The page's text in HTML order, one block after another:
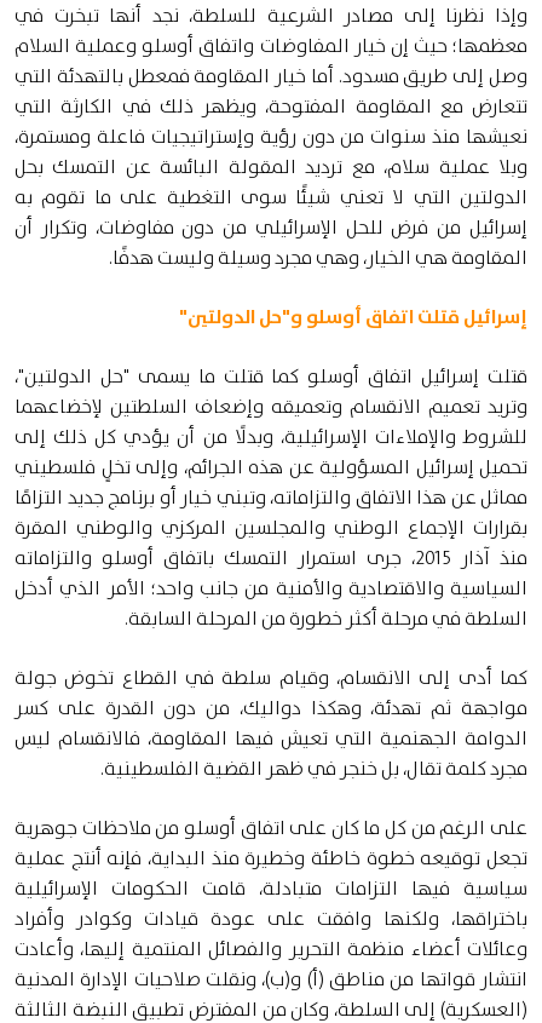
وإذا نظرنا إلى مصادر الشرعية للسلطة، نجد أنها تبخرت في
معظمها؛ حيث إن خيار المفاوضات واتفاق أوسلو وعملية السلام
وصل إلى طريق مسدود. أما خيار المقاومة فمعطل بالتهدئة التي
تتعارض مع المقاومة المفتوحة، ويظهر ذلك في الكارثة التي
نعيشها منذ سنوات من دون رؤية وإستراتيجيات فاعلة ومستمرة،
وبلا عملية سلام، مع ترديد المقولة البائسة عن التمسك بحل
الدولتين التي لا تعني شيئًا سوى التغطية على ما تقوم به
إسرائيل من فرض للحل الإسرائيلي من دون مفاوضات، وتكرار أن
المقاومة هي الخيار، وهي مجرد وسيلة وليست هدفًا.
إسرائيل قتلت اتفاق أوسلو و"حل الدولتين"
قتلت إسرائيل اتفاق أوسلو كما قتلت ما يسمى "حل الدولتين"،
وتريد تعميم الانقسام وتعميقه وإضعاف السلطتين لإخضاعهما
للشروط والإملاءات الإسرائيلية، وبدلًا من أن يؤدي كل ذلك إلى
تحميل إسرائيل المسؤولية عن هذه الجرائم، وإلى تخلٍ فلسطيني
مماثل عن هذا الاتفاق والتزاماته، وتبني خيار أو برنامج جديد التزامًا
بقرارات الإجماع الوطني والمجلسين المركزي والوطني المقرة
منذ آذار 2015، جرى استمرار التمسك باتفاق أوسلو والتزاماته
السياسية والاقتصادية والأمنية من جانب واحد؛ الأمر الذي أدخل
السلطة في مرحلة أكثر خطورة من المرحلة السابقة.
كما أدى إلى الانقسام، وقيام سلطة في القطاع تخوض جولة
مواجهة ثم تهدئة، وهكذا دواليك، من دون القدرة على كسر
الدوامة الجهنمية التي تعيش فيها المقاومة، فالانقسام ليس
مجرد كلمة تقال، بل خنجر في ظهر القضية الفلسطينية.
على الرغم من كل ما كان على اتفاق أوسلو من ملاحظات جوهرية
تجعل توقيعه خطوة خاطئة وخطيرة منذ البداية، فإنه أنتج عملية
سياسية فيها التزامات متبادلة، قامت الحكومات الإسرائيلية
باختراقها، ولكنها وافقت على عودة قيادات وكوادر وأفراد
وعائلات أعضاء منظمة التحرير والفصائل المنتمية إليها، وأعادت
انتشار قواتها من مناطق (أ) و(ب)، ونقلت صلاحيات الإدارة المدنية
(العسكرية) إلى السلطة، وكان من المفترض تطبيق النبضة الثالثة